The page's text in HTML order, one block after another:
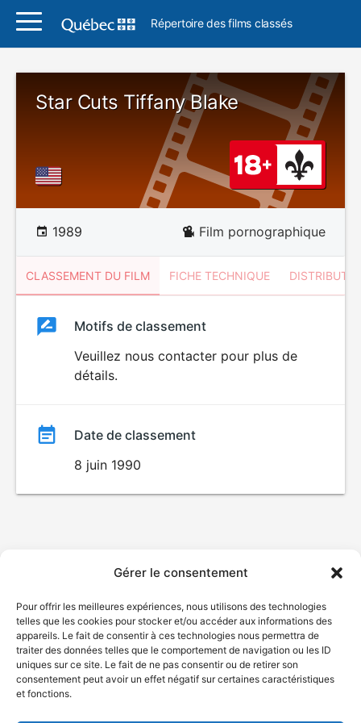
Gérer le consentement
Pour offrir les meilleures expériences, nous utilisons des technologies
telles que les cookies pour stocker et/ou accéder aux informations des
appareils. Le fait de consentir à ces technologies nous permettra de
traiter des données telles que le comportement de navigation ou les ID
uniques sur ce site. Le fait de ne pas consentir ou de retirer son
consentement peut avoir un effet négatif sur certaines caractéristiques
et fonctions.
Répertoire des films classés
Star Cuts Tiffany Blake
1989 Film pornographique
CLASSEMENT DU FILM FICHE TECHNIQUE
ClassementClassement
Motifs de classement
Veuillez nous contacter pour plus de
détails.
Date de classement
8 juin 1990